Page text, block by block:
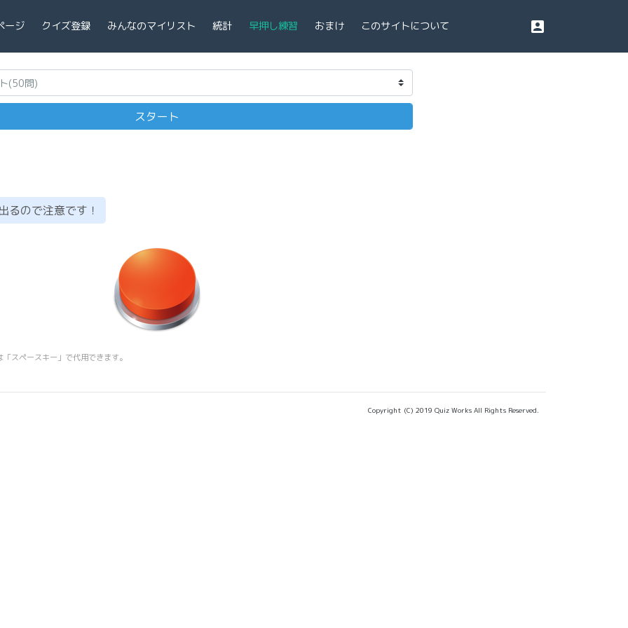
ージ クイズ登録 みんなのマイリスト 統計 早押し練習 おまけ このサイトについて account_box
るので注意です！
スペースキー」で代用できます。
Copyright (C) 2019 Quiz Works All Rights Reserved.